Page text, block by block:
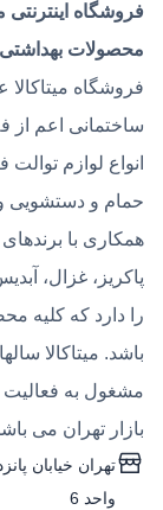
فروشگاه اینترنتی
محصولات
فروشگاه
ساختمانی اعم از
انواع لوازم
حمام و دستشویی و
همکاری با
پاکریز، غزال،
را دارد که کلیه
باشد. میتاکالا
مشغول به فعالیت
بازار تهران می
واحد 6